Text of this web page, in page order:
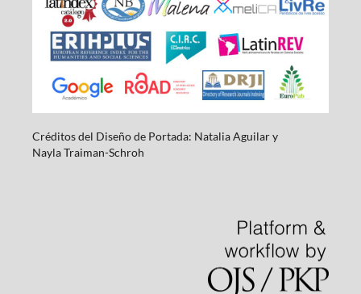
Créditos del Diseño de Portada: Natalia Aguilar y
NaylaTraiman-Schroh